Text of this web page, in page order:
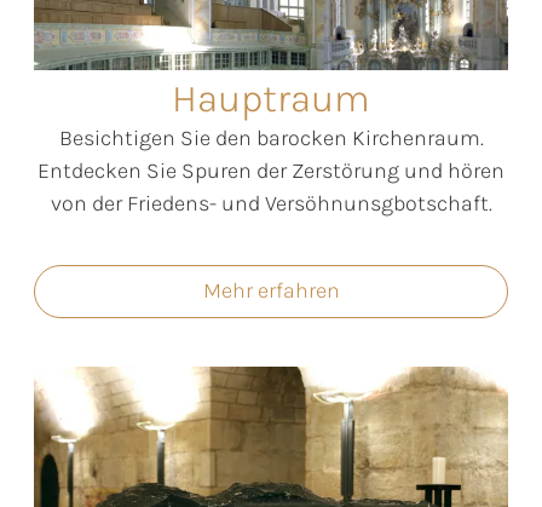
Hauptraum
Besichtigen Sie den barocken Kirchenraum.
Entdecken Sie Spuren der Zerstörung und hören
von der Friedens- und Versöhnunsgbotschaft.
Mehr erfahren